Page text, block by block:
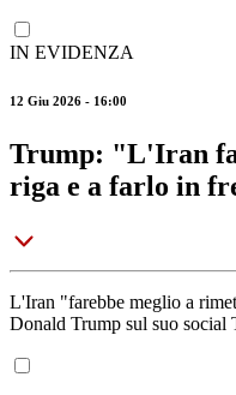
IN EVIDENZA
12 Giu 2026 - 16:00
Trump: "L'Iran
riga e a farlo in
L'Iran "farebbe meglio a
Donald Trump sul suo social